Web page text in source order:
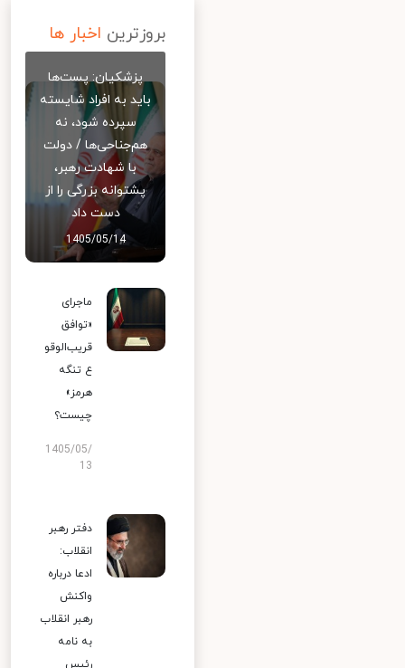
بروزترین اخبار ها
پزشکیان: پست‌ها
باید به افراد شایسته
سپرده شود، نه
هم‌جناحی‌ها / دولت
با شهادت رهبر،
پشتوانه بزرگی را از
دست داد
1405/05/14
ماجرای
«توافق
قریب‌الوقو
ع تنگه
هرمز»
چیست؟
1405/05/
13
دفتر رهبر
انقلاب:
ادعا درباره
واکنش
رهبر انقلاب
به نامه
رئیس